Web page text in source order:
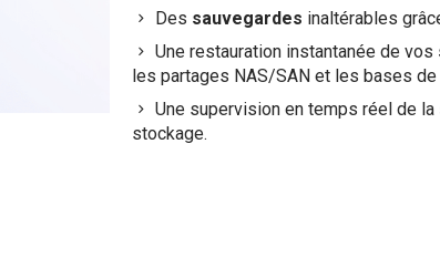
Des sauvegardes inaltérables
Une restauration instantanée de vos
les partages NAS/SAN et les bases
Une supervision en temps réel de la
stockage.